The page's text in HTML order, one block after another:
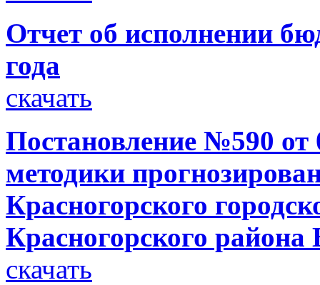
Отчет об исполнении
года
скачать
Постановление №590 от
методики
Красногорского
Красногорского района
скачать